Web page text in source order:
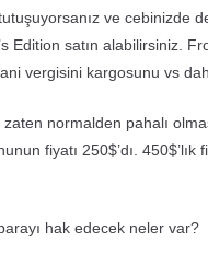
ve cebinizde
Edition satın alabilirsiniz.
vergisini kargosunu vs
zaten normalden pahalı
fiyatı 250$’dı.
hak edecek neler var?